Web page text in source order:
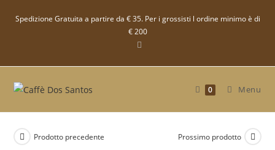
Spedizione Gratuita a partire da € 35. Per i grossisti l ordine minimo è di
€ 200
0 Menu
Prodotto precedente Prossimo prodotto